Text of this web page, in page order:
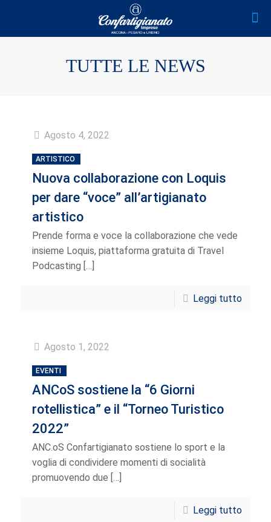
TUTTE LE NEWS
Agosto 4, 2022
ARTISTICO
Nuova collaborazione con Loquis
per dare “voce” all’artigianato
artistico
Prende forma e voce la collaborazione che vede
insieme Loquis, piattaforma gratuita di Travel
Podcasting […]
Leggi tutto
Agosto 1, 2022
EVENTI
ANCoS sostiene la “6 Giorni
rotellistica” e il “Torneo Turistico
2022”
ANC.oS Confartigianato sostiene lo sport e la
voglia di condividere momenti di socialità
promuovendo due […]
Leggi tutto